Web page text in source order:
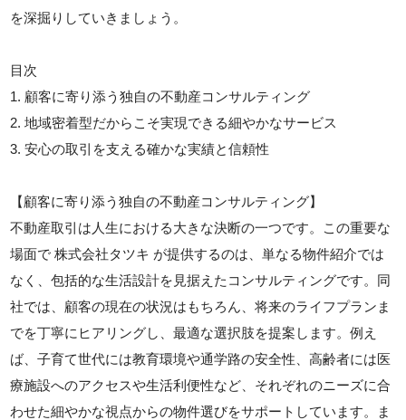
を深掘りしていきましょう。
目次
1. 顧客に寄り添う独自の不動産コンサルティング
2. 地域密着型だからこそ実現できる細やかなサービス
3. 安心の取引を支える確かな実績と信頼性
【顧客に寄り添う独自の不動産コンサルティング】
不動産取引は人生における大きな決断の一つです。この重要な
場面で 株式会社タツキ が提供するのは、単なる物件紹介では
なく、包括的な生活設計を見据えたコンサルティングです。同
社では、顧客の現在の状況はもちろん、将来のライフプランま
でを丁寧にヒアリングし、最適な選択肢を提案します。例え
ば、子育て世代には教育環境や通学路の安全性、高齢者には医
療施設へのアクセスや生活利便性など、それぞれのニーズに合
わせた細やかな視点からの物件選びをサポートしています。ま